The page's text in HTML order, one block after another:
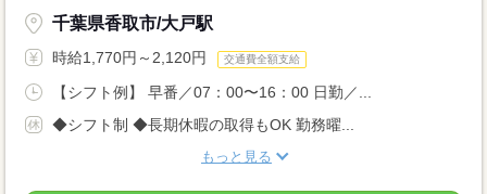
千葉県香取市/大戸駅
時給1,770円～2,120円 交通費全額支給
【シフト例】 早番／07：00〜16：00 日勤／...
◆シフト制 ◆長期休暇の取得もOK 勤務曜...
もっと見る